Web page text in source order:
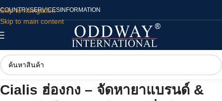
Skip to navigation
Skip to main content
COUNTRYSERVICES INFORMATION
Cialis ฮ่องกง – จัดหายาแบรนด์ &